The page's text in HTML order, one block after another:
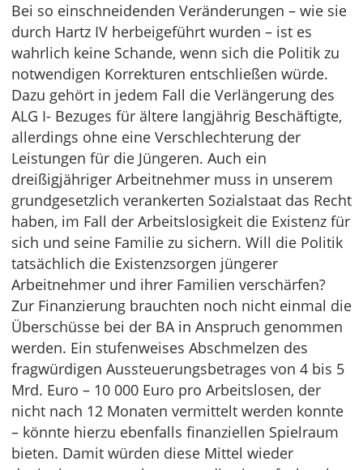
Bei so einschneidenden Veränderungen – wie sie
durch Hartz IV herbeigeführt wurden – ist es
wahrlich keine Schande, wenn sich die Politik zu
notwendigen Korrekturen entschließen würde.
Dazu gehört in jedem Fall die Verlängerung des
ALG I- Bezuges für ältere langjährig Beschäftigte,
allerdings ohne eine Verschlechterung der
Leistungen für die Jüngeren. Auch ein
dreißigjähriger Arbeitnehmer muss in unserem
grundgesetzlich verankerten Sozialstaat das Recht
haben, im Fall der Arbeitslosigkeit die Existenz für
sich und seine Familie zu sichern. Will die Politik
tatsächlich die Existenzsorgen jüngerer
Arbeitnehmer und ihrer Familien verschärfen?
Zur Finanzierung brauchten noch nicht einmal die
Überschüsse bei der BA in Anspruch genommen
werden. Ein stufenweises Abschmelzen des
fragwürdigen Aussteuerungsbetrages von 4 bis 5
Mrd. Euro – 10 000 Euro pro Arbeitslosen, der
nicht nach 12 Monaten vermittelt werden konnte
– könnte hierzu ebenfalls finanziellen Spielraum
bieten. Damit würden diese Mittel wieder